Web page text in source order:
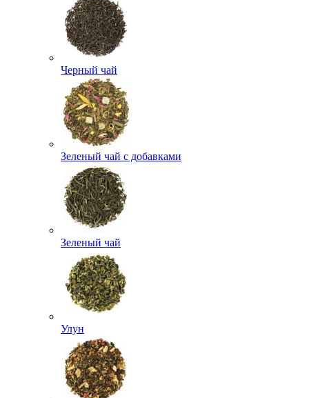
Черный чай
Зеленый чай с добавками
Зеленый чай
Улун